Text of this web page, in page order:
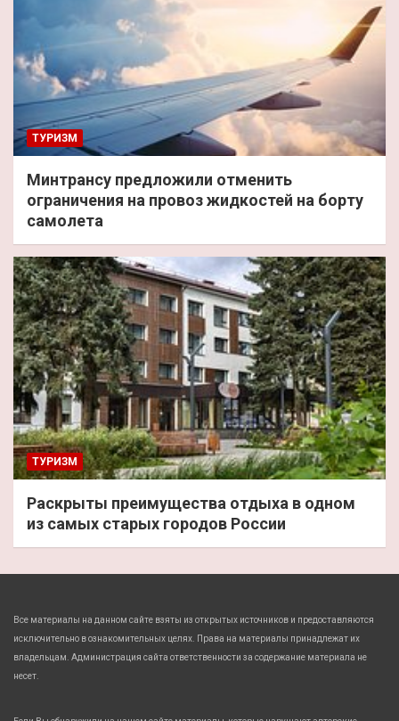
ТУРИЗМ
Минтрансу предложили отменить
ограничения на провоз жидкостей на борту
самолета
ТУРИЗМ
Раскрыты преимущества отдыха в одном
из самых старых городов России
Все материалы на данном сайте взяты из открытых источников и предоставляются
исключительно в ознакомительных целях. Права на материалы принадлежат их
владельцам. Администрация сайта ответственности за содержание материала не
несет.